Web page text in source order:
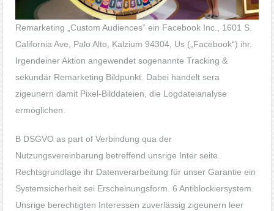
Remarketing „Custom Audiences“ ein Facebook Inc., 1601 S.
California Ave, Palo Alto, Kalzium 94304, Us („Facebook“) ihr.
Irgendeiner Aktion angewendet sogenannte Tracking &
sekundär Remarketing Bildpunkt. Dabei handelt sera
zigeunern damit Pixel-Bilddateien, die Logdateianalyse
ermöglichen.
B DSGVO as part of Verbindung qua der
Nutzungsvereinbarung betreffend unsrige Inter seite.
Rechtsgrundlage ihr Datenverarbeitung für unser Garantie ein
Systemsicherheit sei Erscheinungsform. 6 Antiblockiersystem.
Unsrige berechtigten Interessen zuverlässig zigeunern leer